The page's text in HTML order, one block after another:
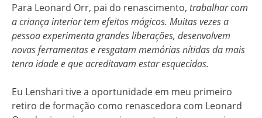
Para Leonard Orr, pai do renascimento, trabalhar com
a criança interior tem efeitos mágicos. Muitas vezes a
pessoa experimenta grandes liberações, desenvolvem
novas ferramentas e resgatam memórias nítidas da mais
tenra idade e que acreditavam estar esquecidas.
Eu Lenshari tive a oportunidade em meu primeiro
retiro de formação como renascedora com Leonard